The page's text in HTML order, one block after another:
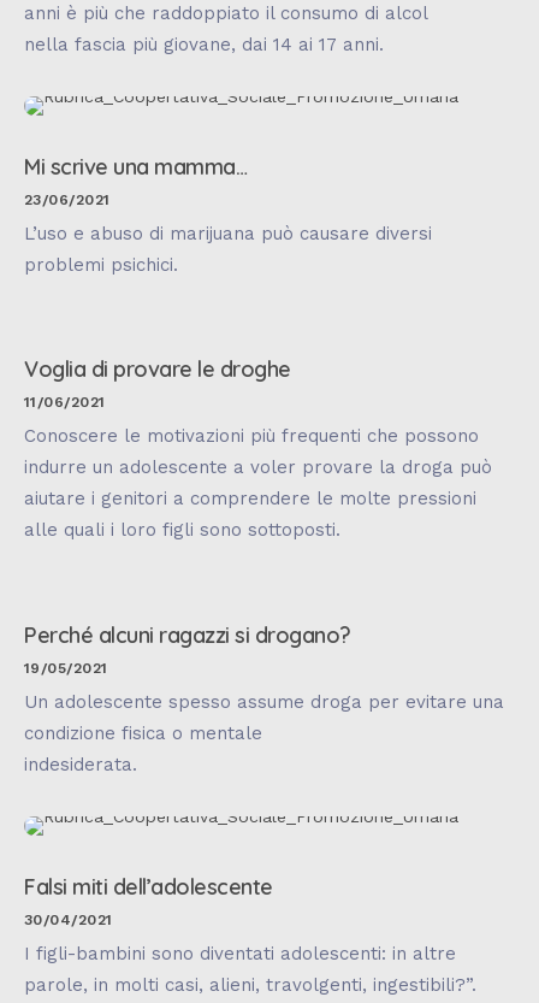
anni è più che raddoppiato il consumo di alcol
nella fascia più giovane, dai 14 ai 17 anni.
Mi scrive una mamma…
23/06/2021
L’uso e abuso di marijuana può causare diversi
problemi psichici.
Voglia di provare le droghe
11/06/2021
Conoscere le motivazioni più frequenti che possono
indurre un adolescente a voler provare la droga può
aiutare i genitori a comprendere le molte pressioni
alle quali i loro figli sono sottoposti.
Perché alcuni ragazzi si drogano?
19/05/2021
Un adolescente spesso assume droga per evitare una
condizione fisica o mentale
indesiderata.
Falsi miti dell’adolescente
30/04/2021
I figli-bambini sono diventati adolescenti: in altre
parole, in molti casi, alieni, travolgenti, ingestibili?”.